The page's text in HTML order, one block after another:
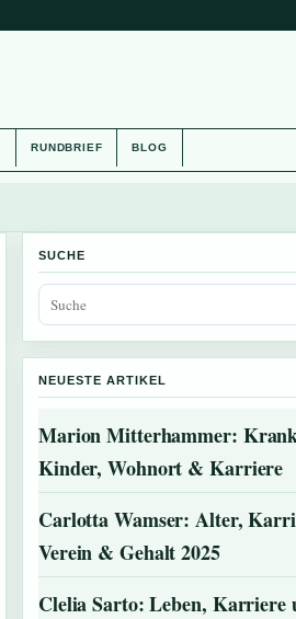
RUNDBRIEF BLOG
SUCHE
NEUESTE ARTIKEL
Marion Mitterhammer:
Kinder, Wohnort & Karriere
Carlotta Wamser: Alter,
Verein & Gehalt 2025
Clelia Sarto: Leben, Karriere